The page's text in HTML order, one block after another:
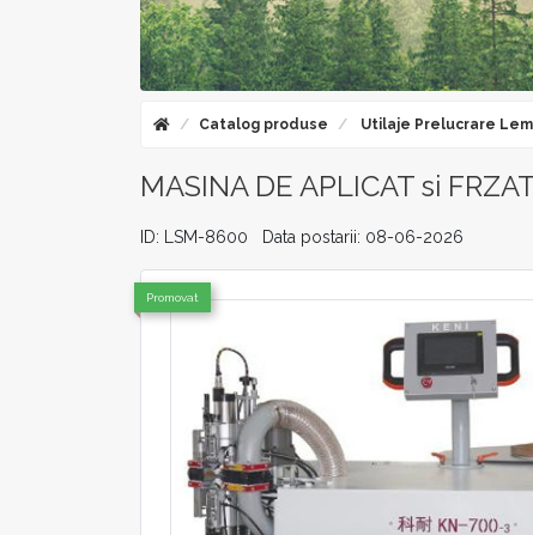
Catalog produse Utilaje Prelucrare
MASINA DE APLICAT si
ID: LSM-8600 Data postarii: 08-06-2026
Promovat